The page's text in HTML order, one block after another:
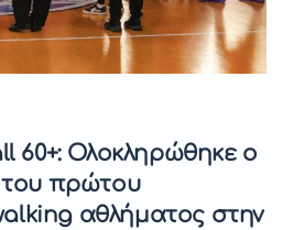
60+: Ολοκληρώθηκε ο
του πρώτου
αθλήματος στην